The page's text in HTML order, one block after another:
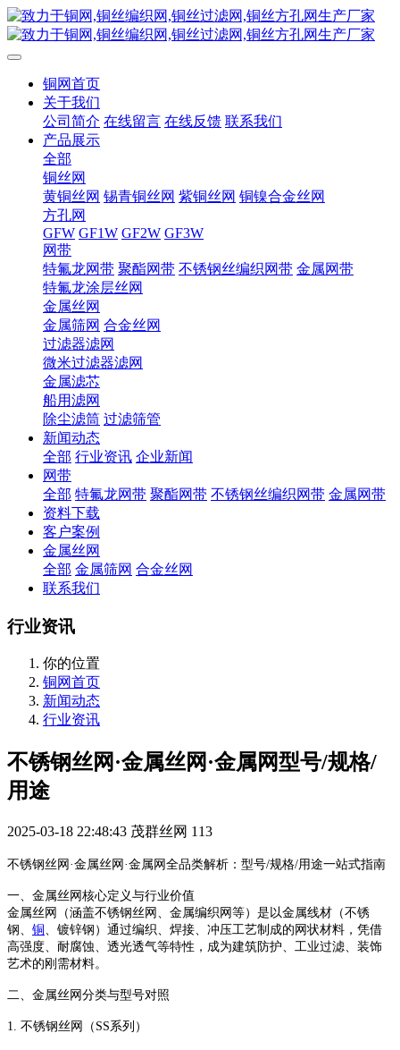
铜网首页
关于我们
公司简介 在线留言 在线反馈 联系我们
产品展示
全部
铜丝网
黄铜丝网 锡青铜丝网 紫铜丝网 铜镍合金丝网
方孔网
GFW GF1W GF2W GF3W
网带
特氟龙网带 聚酯网带 不锈钢丝编织网带 金属网带
特氟龙涂层丝网
金属丝网
金属筛网 合金丝网
过滤器滤网
微米过滤器滤网
金属滤芯
船用滤网
除尘滤筒 过滤筛管
新闻动态
全部 行业资讯 企业新闻
网带
全部 特氟龙网带 聚酯网带 不锈钢丝编织网带 金属网带
资料下载
客户案例
金属丝网
全部 金属筛网 合金丝网
联系我们
行业资讯
你的位置
铜网首页
新闻动态
行业资讯
不锈钢丝网·金属丝网·金属网型号/规格/
用途
2025-03-18 22:48:43 茂群丝网 113
不锈钢丝网 ·金属丝网 ·金属网全品类解析：型号/规格/用途一站式指南
一、金属丝网核心定义与行业价值
金属丝网（涵盖不锈钢丝网、金属编织网等）是以金属线材（不锈
钢、 铜 、镀锌钢）通过编织、焊接、冲压工艺制成的网状材料，凭借
高强度、耐腐蚀、透光透气等特性，成为建筑防护、工业过滤、装饰
艺术的刚需材料。
二、金属丝网分类与型号对照
1. ‌ 不锈钢丝网（ SS系列）